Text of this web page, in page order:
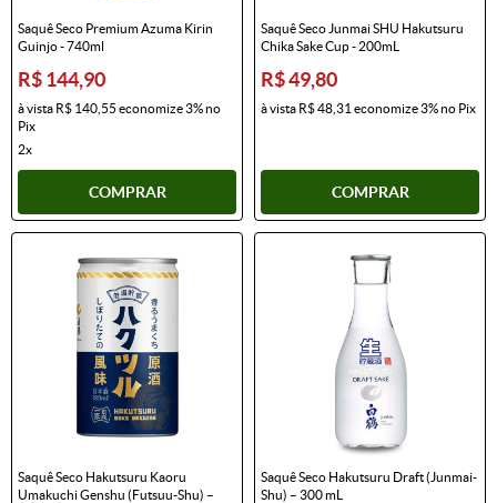
Saquê Seco Premium Azuma Kirin
Guinjo - 740ml
R$ 144,90
à vista R$ 140,55 economize3%no
Pix
2x
COMPRAR
Saquê Seco Junmai SHU Hakutsuru
Chika Sake Cup - 200mL
R$ 49,80
à vista R$ 48,31 economize3%no Pix
COMPRAR
Saquê Seco Hakutsuru Kaoru
Umakuchi Genshu (Futsuu-Shu) –
Saquê Seco Hakutsuru Draft (Junmai-
Shu) – 300 mL